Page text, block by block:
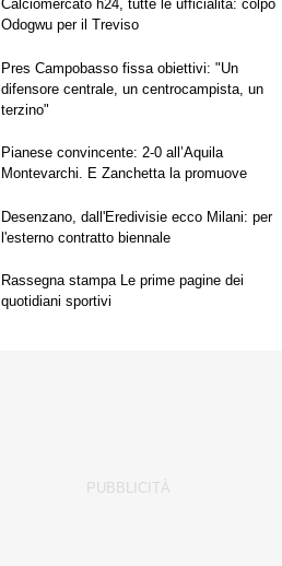
Calciomercato h24, tutte le ufficialità: colpo
Odogwu per il Treviso
Pres Campobasso fissa obiettivi: "Un
difensore centrale, un centrocampista, un
terzino"
Pianese convincente: 2-0 all’Aquila
Montevarchi. E Zanchetta la promuove
Desenzano, dall'Eredivisie ecco Milani: per
l'esterno contratto biennale
Rassegna stampa Le prime pagine dei
quotidiani sportivi